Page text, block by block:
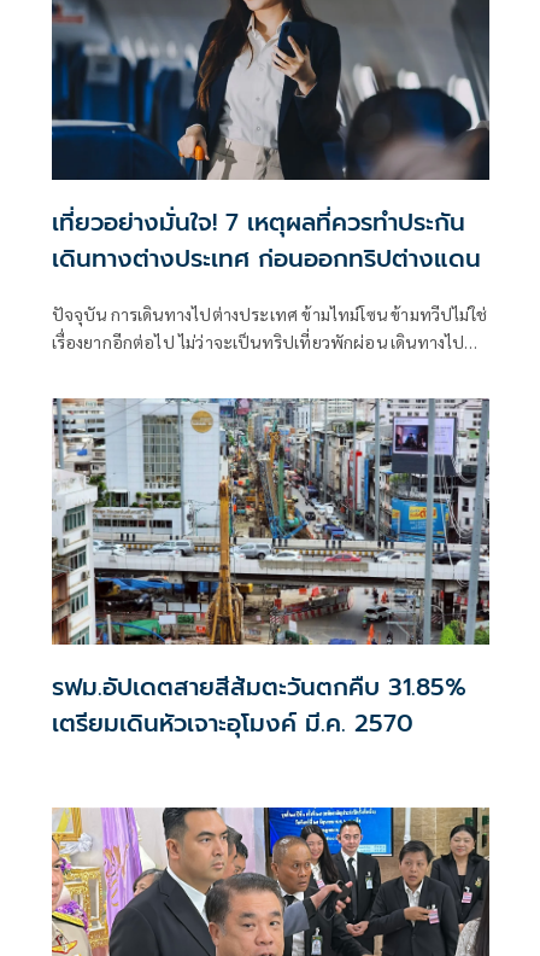
เที่ยวอย่างมั่นใจ! 7 เหตุผลที่ควรทำประกัน
เดินทางต่างประเทศ ก่อนออกทริปต่างแดน
ปัจจุบัน การเดินทางไปต่างประเทศ ข้ามไทม์โซน ข้ามทวีปไม่ใช่
เรื่องยากอีกต่อไป ไม่ว่าจะเป็นทริปเที่ยวพักผ่อน เดินทางไป
ต้นทุน การสนับสนุนจากที่ทำงาน และเวลา ก็มีโอกาสเดินทาง
ไปยังประเทศนั้นๆ
รฟม.อัปเดตสายสีส้มตะวันตกคืบ 31.85%
เตรียมเดินหัวเจาะอุโมงค์ มี.ค. 2570